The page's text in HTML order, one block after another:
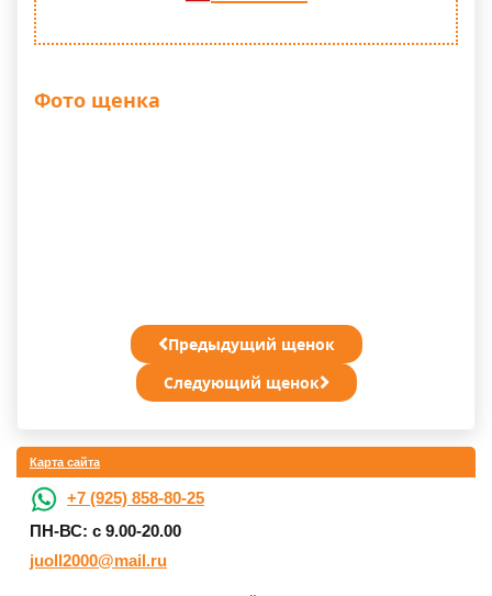
Фото щенка
Предыдущий щенок
Следующий щенок
Карта сайта
+7 (925) 858-80-25
ПН-ВС: с 9.00-20.00
juoll2000@mail.ru